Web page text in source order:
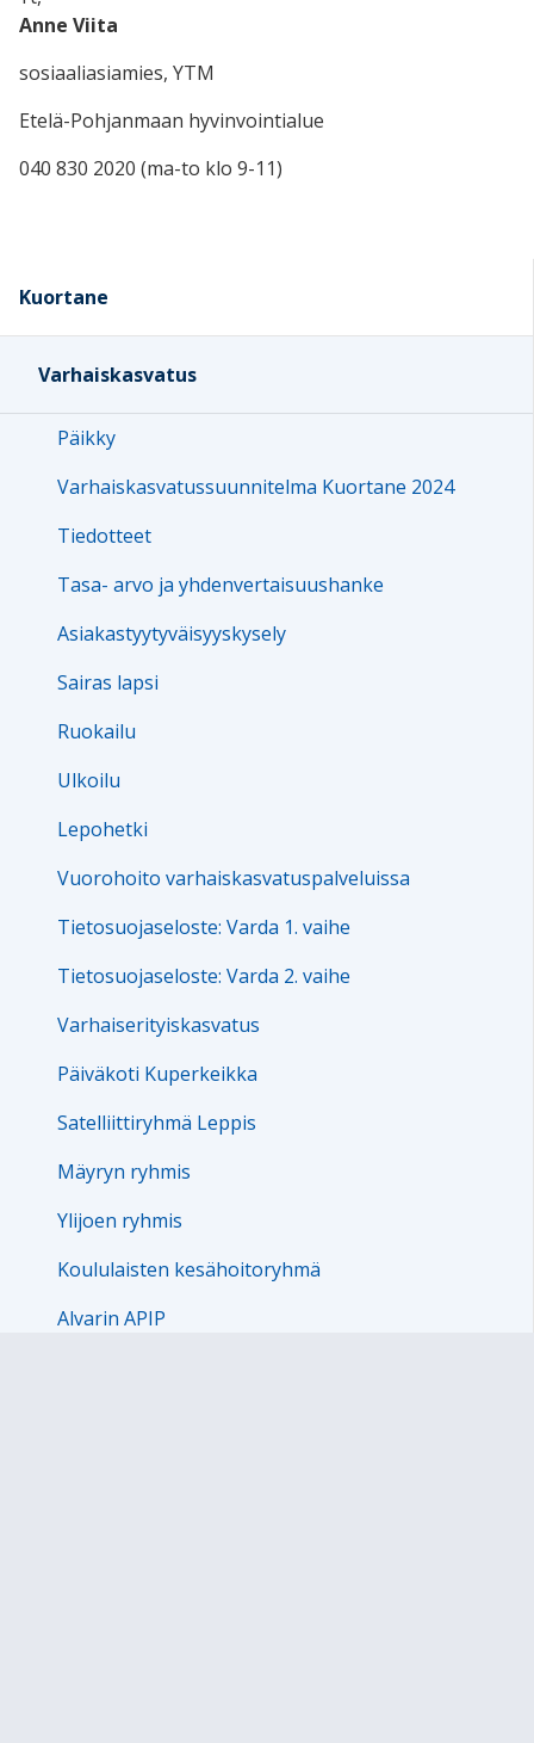
Anne Viita
sosiaaliasiamies, YTM
Etelä-Pohjanmaan hyvinvointialue
040 830 2020 (ma-to klo 9-11)
Kuortane
Varhaiskasvatus
Päikky
Varhaiskasvatussuunnitelma Kuortane 2024
Tiedotteet
Tasa- arvo ja yhdenvertaisuushanke
Asiakastyytyväisyyskysely
Sairas lapsi
Ruokailu
Ulkoilu
Lepohetki
Vuorohoito varhaiskasvatuspalveluissa
Tietosuojaseloste: Varda 1. vaihe
Tietosuojaseloste: Varda 2. vaihe
Varhaiserityiskasvatus
Päiväkoti Kuperkeikka
Satelliittiryhmä Leppis
Mäyryn ryhmis
Ylijoen ryhmis
Koululaisten kesähoitoryhmä
Alvarin APIP